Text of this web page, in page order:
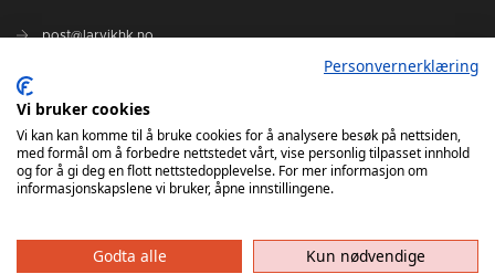
post@larvikhk.no
Personvernerklæring
Vi bruker cookies
Vi kan kan komme til å bruke cookies for å analysere besøk på nettsiden,
med formål om å forbedre nettstedet vårt, vise personlig tilpasset innhold
og for å gi deg en flott nettstedopplevelse. For mer informasjon om
informasjonskapslene vi bruker, åpne innstillingene.
Godta alle Kun nødvendige